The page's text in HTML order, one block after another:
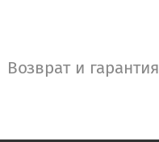
Возврат и гарантия